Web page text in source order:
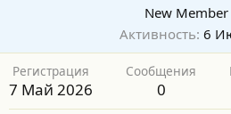
New Member
Активность 6
Регистрация
7 Май 2026
Сообщения
0